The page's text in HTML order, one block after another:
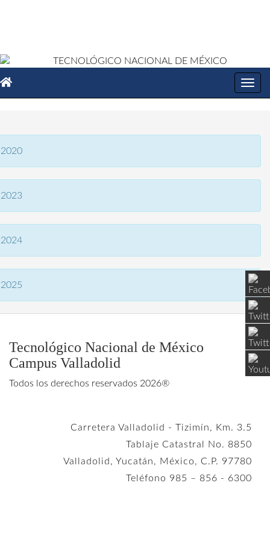
2020
2023
2024
2025
Tecnológico Nacional de México
Campus Valladolid
Todos los derechos reservados 2026®
Carretera Valladolid - Tizimín, Km. 3.5
Tablaje Catastral No. 8850
Valladolid, Yucatán, México, C.P. 97780
Teléfono 985 – 856 - 6300